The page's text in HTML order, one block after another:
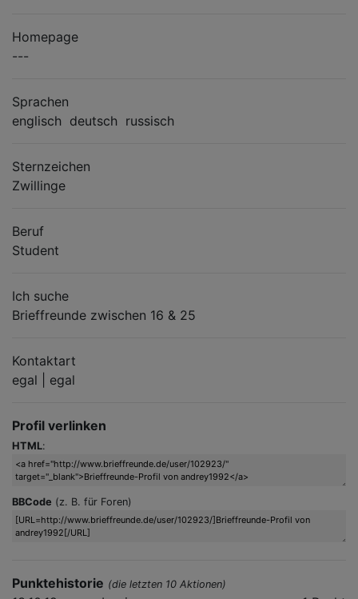
Homepage
---
Sprachen
englisch deutsch russisch
Sternzeichen
Zwillinge
Beruf
Student
Ich suche
Brieffreunde zwischen 16 & 25
Kontaktart
egal | egal
Profil verlinken
HTML:
BBCode (z. B. für Foren)
Punktehistorie (die letzten 10 Aktionen)